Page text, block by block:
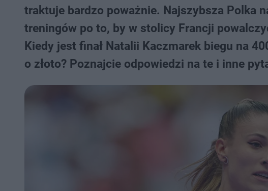
traktuje bardzo poważnie. Najszybsza Polka
treningów po to, by w stolicy Francji
Kiedy jest finał Natalii Kaczmarek biegu na
o złoto? Poznajcie odpowiedzi na te i inne